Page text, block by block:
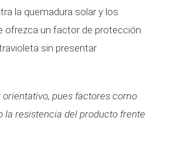
la quemadura solar y los
ofrezca un factor de protección
sin presentar
orientativo, pues factores como
la resistencia del producto frente